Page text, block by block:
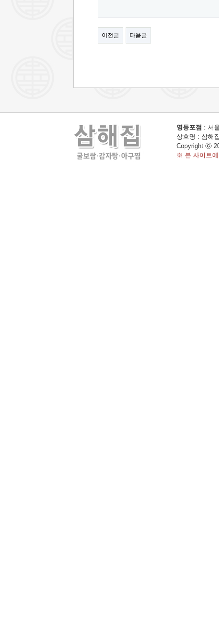
이전글 다음글
영등포점 : 서
상호명 : 삼해
Copyright ⓒ
※ 본 사이트에